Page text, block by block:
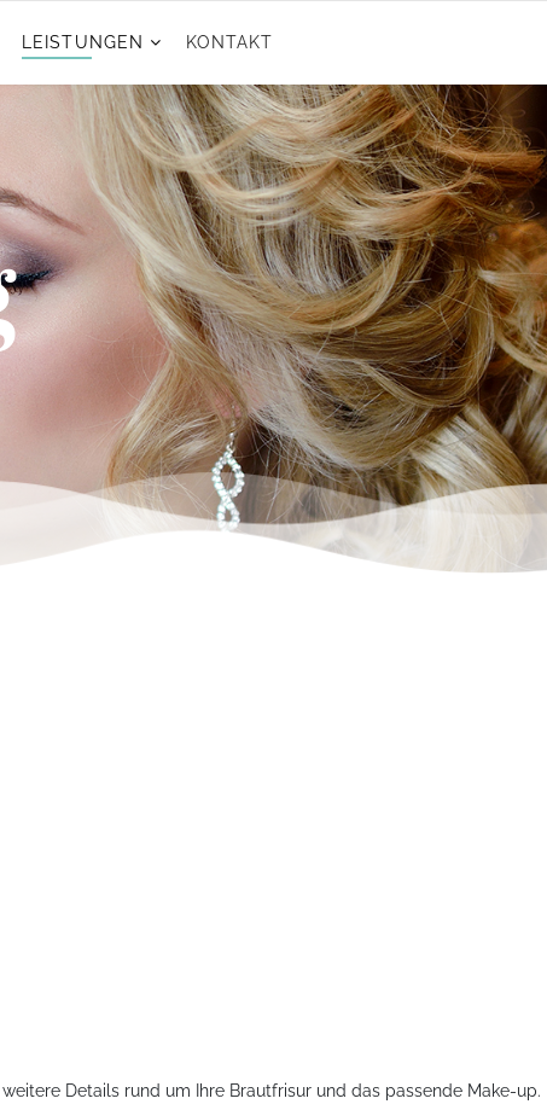
LEISTUNGEN KONTAKT
Details rund um Ihre Brautfrisur und das passende Make-up.